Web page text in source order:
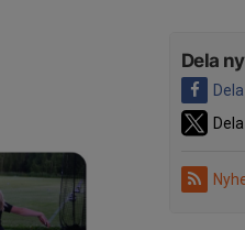
Dela